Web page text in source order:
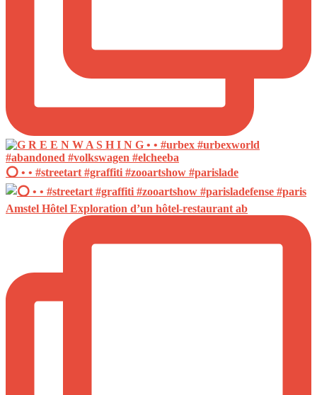
⭕️ • • #streetart #graffiti #zooartshow #parislade
Amstel Hôtel Exploration d’un hôtel-restaurant ab